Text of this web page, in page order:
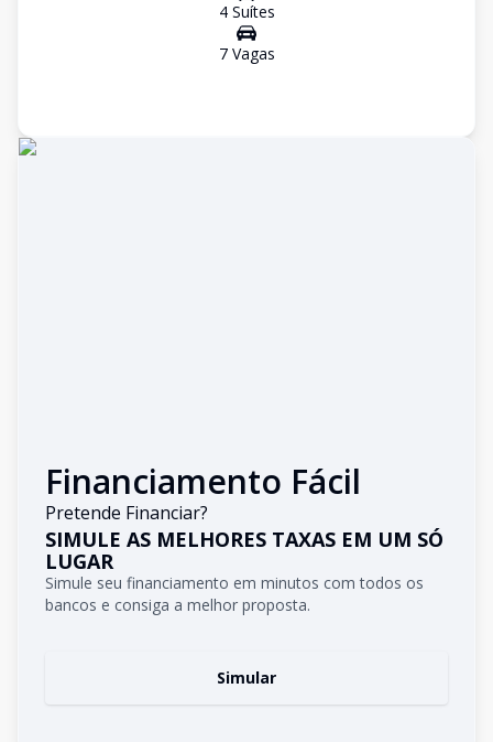
4Suítes
7Vagas
Financiamento Fácil
Pretende Financiar?
SIMULE AS MELHORES TAXAS EM UM SÓ
LUGAR
Simule seu financiamento em minutos com todos os
bancos e consiga a melhor proposta.
Simular